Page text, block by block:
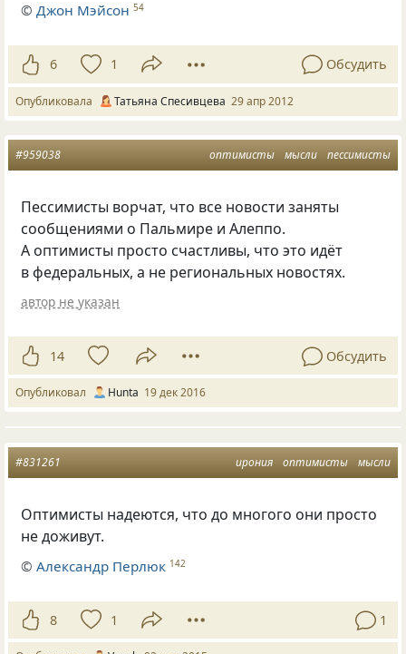
©Джон Мэйсон 54
6 1 Обсудить
Опубликовала Татьяна Спесивцева 29 апр 2012
оптимисты мысли пессимисты
#959038
Пессимисты ворчат, что все новости заняты
сообщениями о Пальмире и Алеппо.
А оптимисты просто счастливы, что это идёт
в федеральных, а не региональных новостях.
автор не указан
14 Обсудить
Опубликовал Hunta 19 дек 2016
ирония оптимисты мысли
#831261
Оптимисты надеются, что до многого они просто
не доживут.
©Александр Перлюк 142
8 1 1